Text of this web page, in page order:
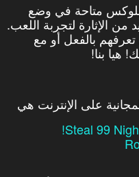
متاحة في وضع
الإثارة لتجربة اللعب.
بالفعل أو مع
هيا بنا!
على الإنترنت هي
Steal 99